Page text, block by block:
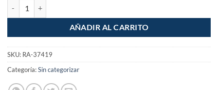
AÑADIR AL CARRITO
SKU: RA-37419
Categoría:Sin categorizar